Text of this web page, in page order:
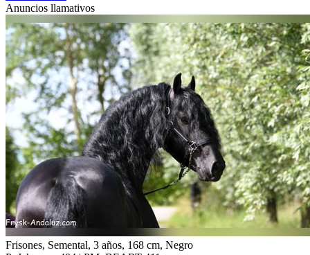
Anuncios llamativos
Frisones, Semental, 3 años, 168 cm, Negro